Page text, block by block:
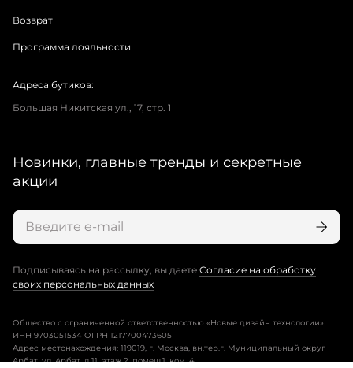
Возврат
Программа лояльности
Адреса бутиков:
Большая Никитская ул., 17, стр. 1
Новинки, главные тренды и секретные
акции
Подписываясь на рассылку, вы даете Согласие на обработку
своих персональных данных
Общество с ограниченной ответственностью «Новые дизайн технологии»
ИНН 9703051534 ОГРН 1217700473605
Адрес местонахождения: 119019, г. Москва, вн.тер.г. Муниципальный округ
Арбат, ул. Арбат, д.11, этаж 2, помещ.1, ком. 4.